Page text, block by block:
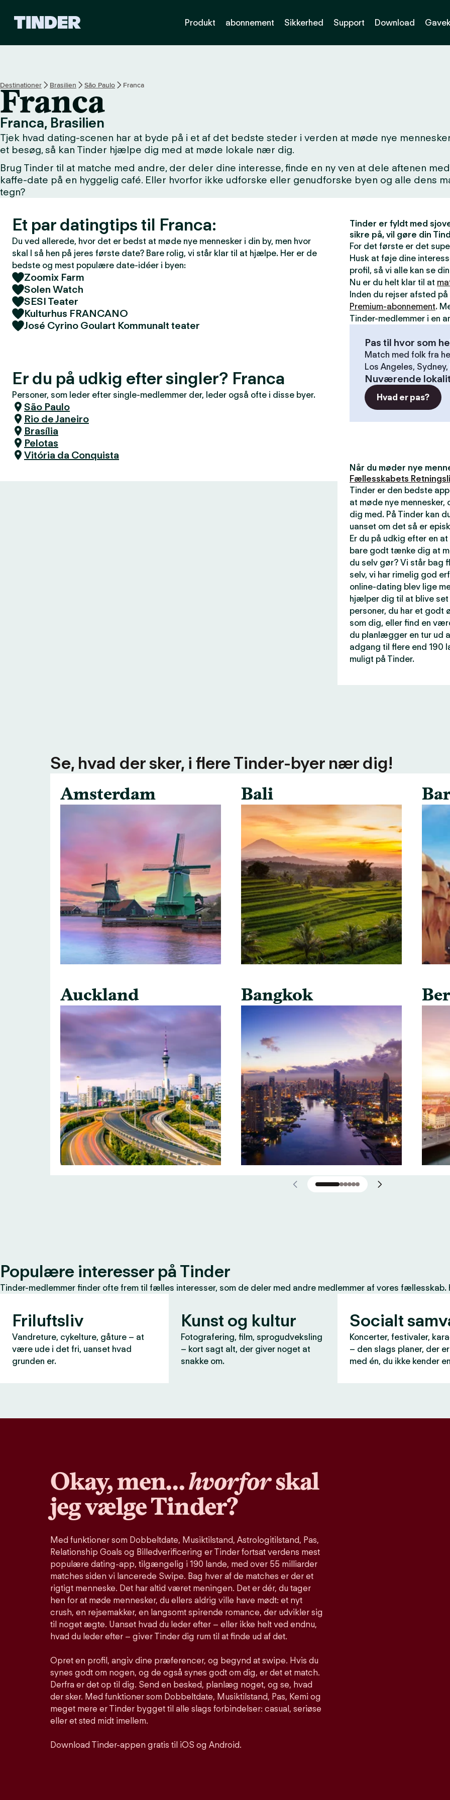
s
s
t
a
r
t
s
d
e
Produkt abonnement Sikkerhed Support Download
Destinationer Brasilien São Paulo Franca
Franca
Franca, Brasilien
Tjek hvad dating-scenen har at byde på i et af det bedste steder i verden at møde nye
et besøg, så kan Tinder hjælpe dig med at møde lokale nær dig.
Brug Tinder til at matche med andre, der deler dine interesse, finde en ny ven at dele aftenen
kaffe-date på en hyggelig café. Eller hvorfor ikke udforske eller genudforske byen og alle dens
tegn?
Et par datingtips til Franca:
Du ved allerede, hvor det er bedst at møde nye mennesker i din by, men hvor
skal I så hen på jeres første date? Bare rolig, vi står klar til at hjælpe. Her er de
bedste og mest populære date-idéer i byen:
Zoomix Farm
Solen Watch
SESI Teater
Kulturhus FRANCANO
José Cyrino Goulart Kommunalt teater
Er du på udkig efter singler? Franca
Personer, som leder efter single-medlemmer der, leder også ofte i disse byer.
São Paulo
Rio de Janeiro
Brasília
Pelotas
Vitória da Conquista
Tinder er fyldt med
sikre på, vil gøre din
For det første er det
Husk at føje dine
profil, så vi alle kan se
Nu er du helt klar til at
Inden du rejser afsted
Premium-abonnement.
Tinder-medlemmer i en
Pas til hvor som
Match med folk fra
Los Angeles,
Nuværende
Hvad er pas?
Når du møder nye
Fællesskabets
Tinder er den bedste
at møde nye
dig med. På Tinder kan
uanset om det så er
Er du på udkig efter en
bare godt tænke dig at
du selv gør? Vi står bag
selv, vi har rimelig god
online-dating blev lige
hjælper dig til at blive
personer, du har et godt
som dig, eller find en
du planlægger en tur ud
adgang til flere end 190
muligt på Tinder.
Se, hvad der sker, i flere Tinder-byer nær dig!
Amsterdam
Auckland
Bali
Bangkok
Populære interesser på Tinder
Tinder-medlemmer finder ofte frem til fælles interesser, som de deler med andre medlemmer af vores
Friluftsliv
Vandreture, cykelture, gåture – at
være ude i det fri, uanset hvad
grunden er.
Kunst og kultur
Fotografering, film, sprogudveksling
– kort sagt alt, der giver noget at
snakke om.
Socialt
Koncerter, festivaler,
– den slags planer, der
med én, du ikke kender
Okay, men…hvorforskal
jeg vælge Tinder?
Med funktioner som Dobbeltdate, Musiktilstand, Astrologitilstand, Pas,
Relationship Goals og Billedverificering er Tinder fortsat verdens mest
populære dating-app, tilgængelig i 190 lande, med over 55 milliarder
matches siden vi lancerede Swipe. Bag hver af de matches er der et
rigtigt menneske. Det har altid været meningen. Det er dér, du tager
hen for at møde mennesker, du ellers aldrig ville have mødt: et nyt
crush, en rejsemakker, en langsomt spirende romance, der udvikler sig
til noget ægte. Uanset hvad du leder efter – eller ikke helt ved endnu,
hvad du leder efter – giver Tinder dig rum til at finde ud af det.
Opret en profil, angiv dine præferencer, og begynd at swipe. Hvis du
synes godt om nogen, og de også synes godt om dig, er det et match.
Derfra er det op til dig. Send en besked, planlæg noget, og se, hvad
der sker. Med funktioner som Dobbeltdate, Musiktilstand, Pas, Kemi og
meget mere er Tinder bygget til alle slags forbindelser: casual, seriøse
eller et sted midt imellem.
Download Tinder-appen gratis til iOS og Android.